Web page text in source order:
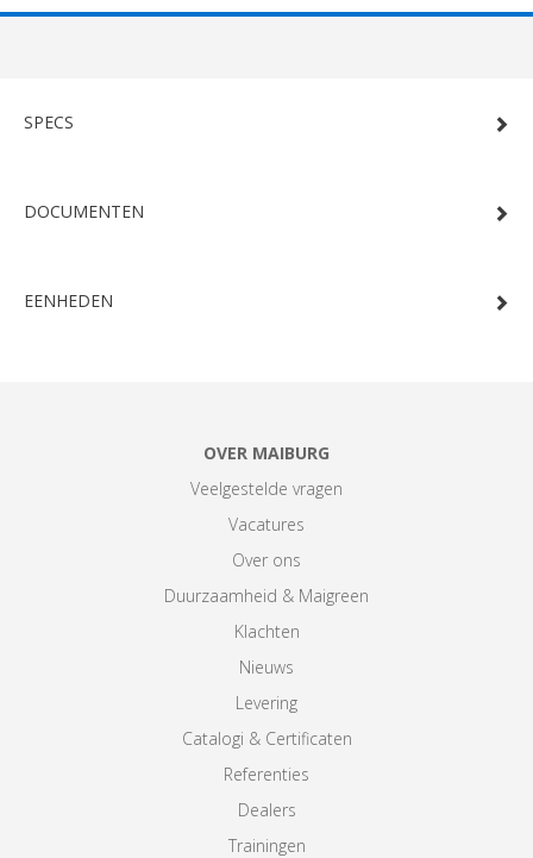
SPECS
DOCUMENTEN
EENHEDEN
OVER MAIBURG
Veelgestelde vragen
Vacatures
Over ons
Duurzaamheid & Maigreen
Klachten
Nieuws
Levering
Catalogi & Certificaten
Referenties
Dealers
Trainingen